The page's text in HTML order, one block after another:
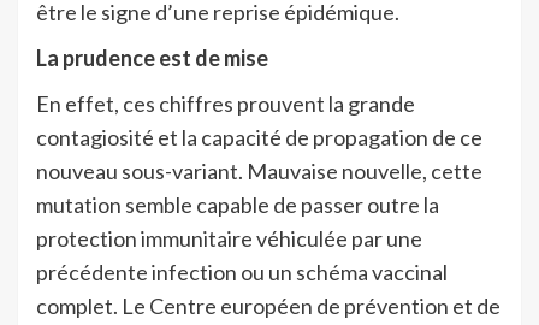
être le signe d’une reprise épidémique.
La prudence est de mise
En effet, ces chiffres prouvent la grande
contagiosité et la capacité de propagation de ce
nouveau sous-variant. Mauvaise nouvelle, cette
mutation semble capable de passer outre la
protection immunitaire véhiculée par une
précédente infection ou un schéma vaccinal
complet. Le Centre européen de prévention et de